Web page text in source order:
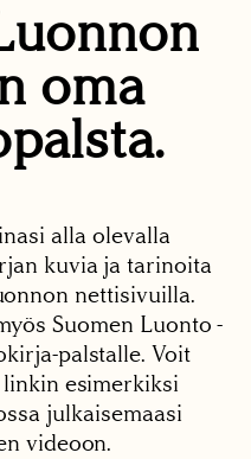
oma
alla olevalla
kuvia ja tarinoita
nettisivuilla.
Suomen Luonto -
palstalle. Voit
esimerkiksi
julkaisemaasi
videoon.